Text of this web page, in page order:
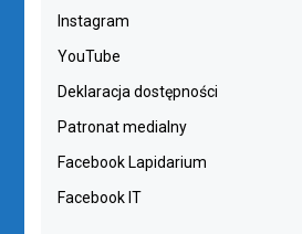
Instagram
YouTube
Deklaracja dostępności
Patronat medialny
Facebook Lapidarium
Facebook IT